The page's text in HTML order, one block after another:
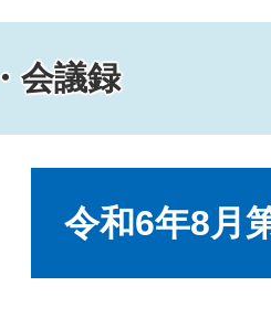
会議録
令和6年8月